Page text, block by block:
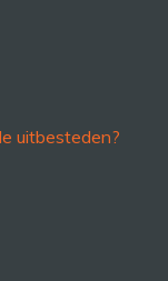
uitbesteden?